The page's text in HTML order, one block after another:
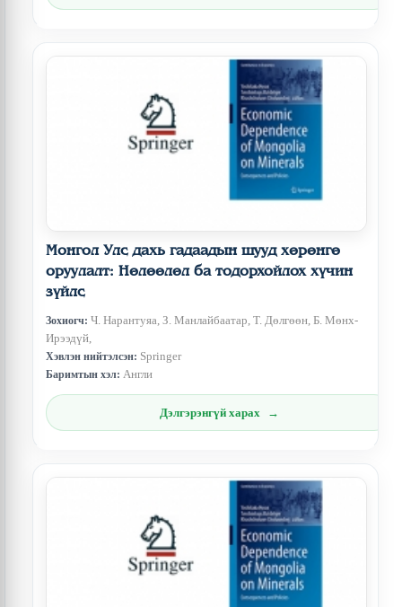
Монгол Улс дахь гадаадын шууд хөрөнгө
оруулалт: Нөлөөлөл ба тодорхойлох хүчин
зүйлс
Зохиогч: Ч. Нарантуяа, З. Манлайбаатар, Т. Дөлгөөн, Б. Мөнх-
Ирээдүй,
Хэвлэн нийтэлсэн: Springer
Баримтын хэл: Англи
Дэлгэрэнгүй харах